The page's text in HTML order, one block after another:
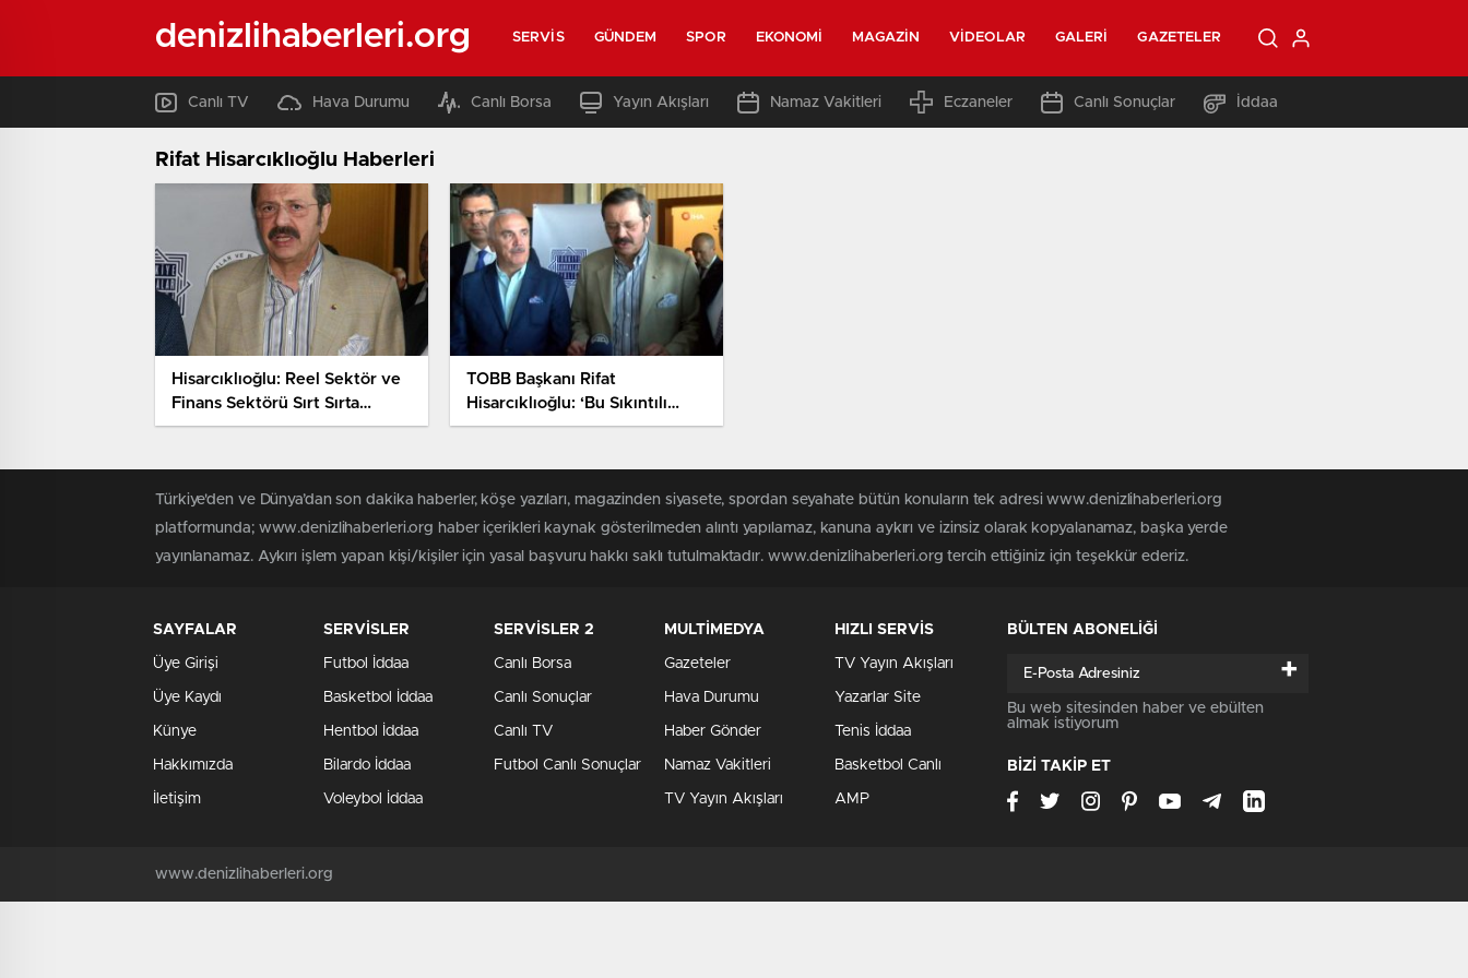
denizlihaberleri.org SERVIS GÜNDEM SPOR EKONOMI MAGAZIN VIDEOLAR GALERI GAZETELER
Canlı TV Hava Durumu Canlı Borsa Yayın Akışları Namaz Vakitleri Eczaneler Canlı Sonuçlar İddaa
Rifat Hisarcıklıoğlu Haberleri
Hisarcıklıoğlu: Reel Sektör ve
Finans Sektörü Sırt Sırta
Vermek Durumunda
TOBB Başkanı Rifat
Hisarcıklıoğlu: ‘Bu Sıkıntılı
Günlerde Özellikle Reel
Türkiye'den ve Dünya’dan son dakika haberler, köşe yazıları, magazinden siyasete, spordan seyahate bütün konuların tek adresi www.denizlihaberleri.org
platformunda; www.denizlihaberleri.org haber içerikleri kaynak gösterilmeden alıntı yapılamaz, kanuna aykırı ve izinsiz olarak kopyalanamaz, başka yerde
yayınlanamaz. Aykırı işlem yapan kişi/kişiler için yasal başvuru hakkı saklı tutulmaktadır. www.denizlihaberleri.org tercih ettiğiniz için teşekkür ederiz.
SAYFALAR
Üye Girişi
Üye Kaydı
Künye
Hakkımızda
İletişim
SERVİSLER
Futbol İddaa
Basketbol İddaa
Hentbol İddaa
Bilardo İddaa
Voleybol İddaa
SERVİSLER 2
Canlı Borsa
Canlı Sonuçlar
Canlı TV
Futbol Canlı Sonuçlar
MULTİMEDYA
Gazeteler
Hava Durumu
Haber Gönder
Namaz Vakitleri
TV Yayın Akışları
HIZLI SERVİS
TV Yayın Akışları
Yazarlar Site
Tenis İddaa
Basketbol Canlı
AMP
BÜLTEN ABONELİĞİ
+
Bu web sitesinden haber ve ebülten
almak istiyorum
BİZİ TAKİP ET
www.denizlihaberleri.org